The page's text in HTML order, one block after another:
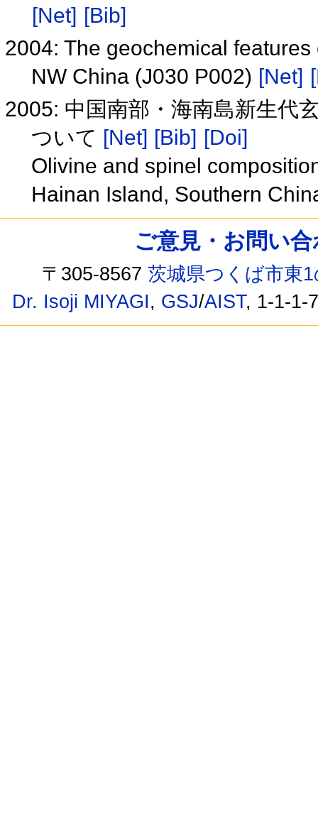
[Net] [Bib]
2004: The geochemical
NW China (J030 P002) [Net]
2005: 中国南部・海南島新生代
ついて [Net] [Bib] [Doi]
Olivine and spinel
Hainan Island, Southern
ご意見・お問い
〒305-8567茨城県つくば市東
Dr. Isoji MIYAGI, GSJ/AIST, 1-1-1-